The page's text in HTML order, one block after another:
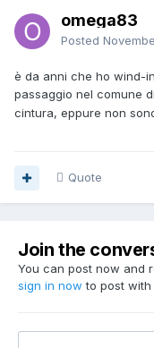
omega83
Posted
è da anni che ho wind-
passaggio nel comune
cintura, eppure non
Quote
Join the
You can post now and
sign in now to post